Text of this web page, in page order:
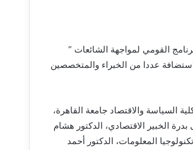
القومي لمواجهة الشائعات ”
باستضافة عددا من الخبراء والمتخصصين
السياسة والاقتصاد جامعة القاهرة،
الخبير الاقتصادي، الدكتور هشام
المعلومات، الدكتور أحمد